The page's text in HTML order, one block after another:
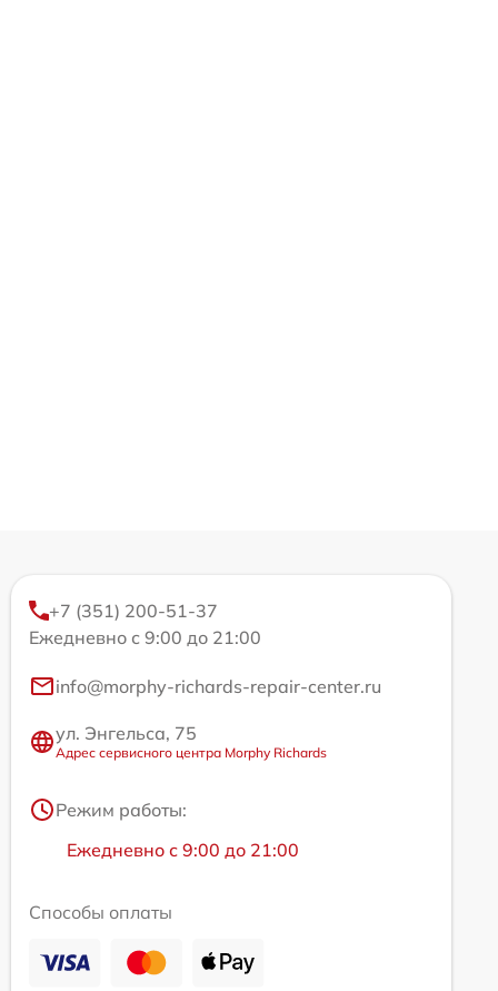
+7 (351) 200-51-37
Ежедневно с 9:00 до 21:00
info@morphy-richards-repair-center.ru
ул. Энгельса, 75
Адрес сервисного центра Morphy Richards
Режим работы:
Ежедневно с 9:00 до 21:00
Способы оплаты